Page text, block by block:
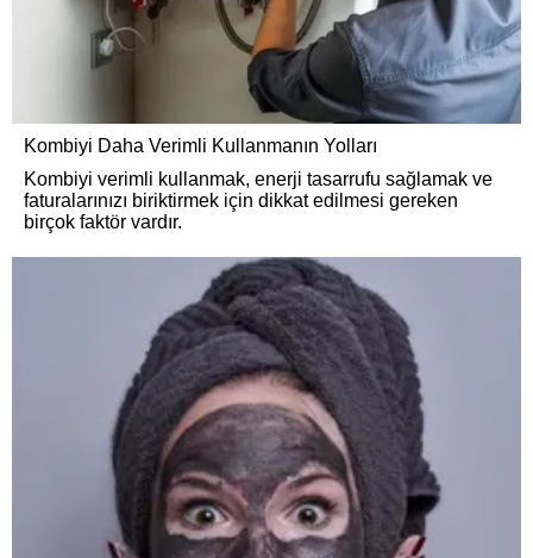
Kombiyi Daha Verimli Kullanmanın Yolları
Kombiyi verimli kullanmak, enerji tasarrufu sağlamak ve
faturalarınızı biriktirmek için dikkat edilmesi gereken
birçok faktör vardır.